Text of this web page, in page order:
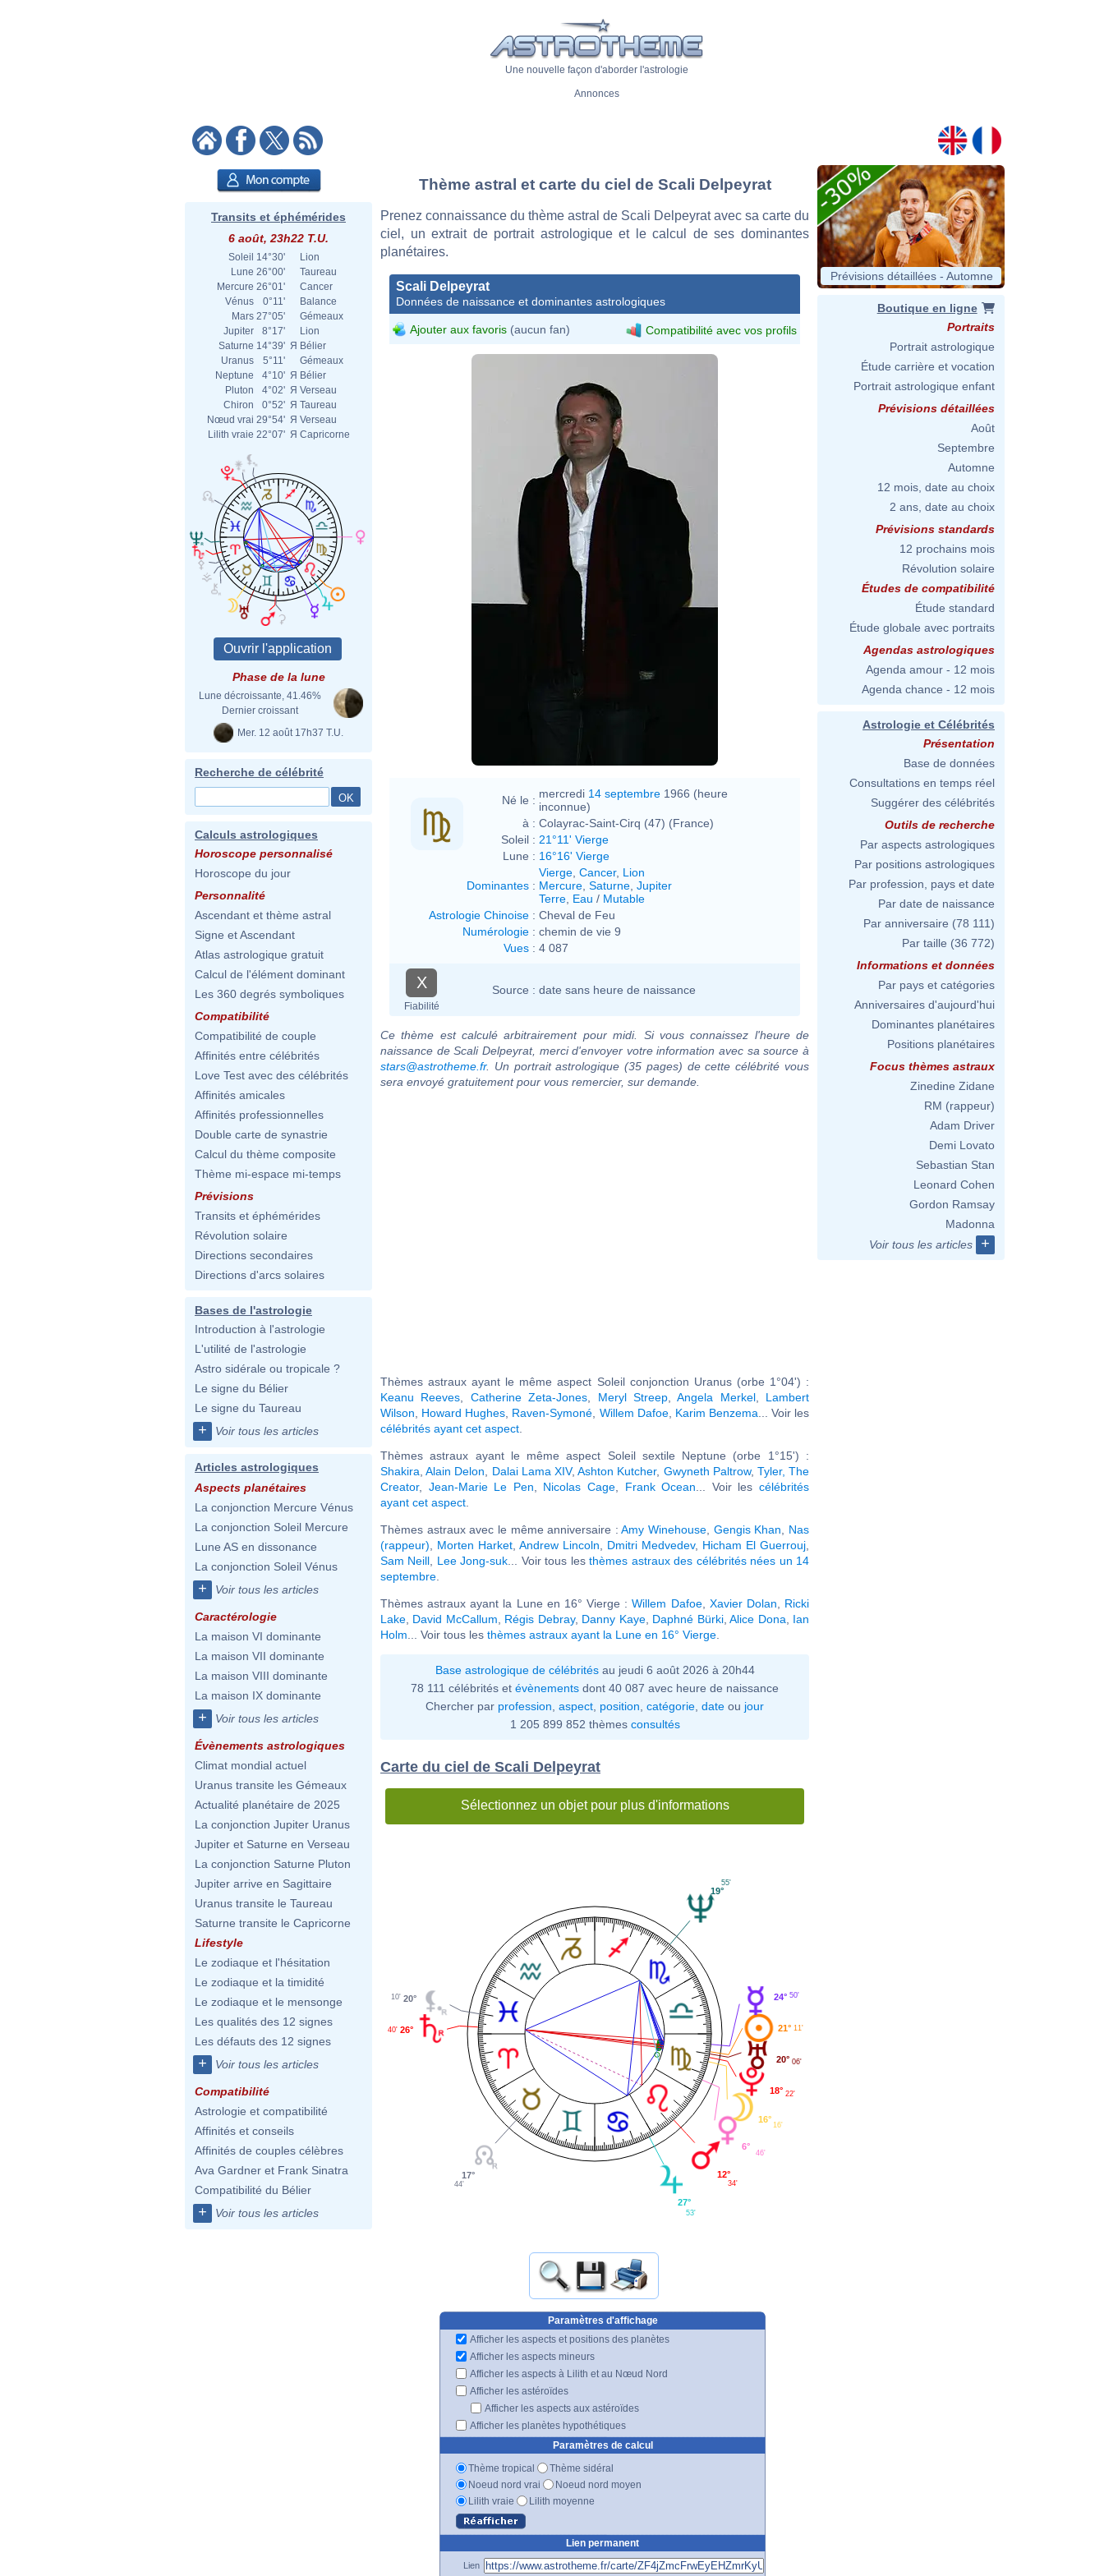
Une nouvelle façon d'aborder l'astrologie
Annonces
Transits et éphémérides
6 août, 23h22 T.U.
Soleil 14°30'
Lion
Lune 26°00'
Taureau
Mercure 26°01'
Cancer
Vénus
0°11'
Balance
Mars 27°05'
Gémeaux
Jupiter
8°17'
Lion
Saturne 14°39' Я Bélier
Uranus
5°11'
Gémeaux
Neptune
4°10' Я Bélier
Pluton
4°02' Я Verseau
Chiron
0°52' Я Taureau
Nœud vrai 29°54' Я Verseau
Lilith vraie 22°07' Я Capricorne
Phase de la lune
Lune décroissante, 41.46%
Dernier croissant
Mer. 12 août 17h37 T.U.
Recherche de célébrité
Calculs astrologiques
Horoscope personnalisé
Horoscope du jour
Personnalité
Ascendant et thème astral
Signe et Ascendant
Atlas astrologique gratuit
Calcul de l'élément dominant
Les 360 degrés symboliques
Compatibilité
Compatibilité de couple
Affinités entre célébrités
Love Test avec des célébrités
Affinités amicales
Affinités professionnelles
Double carte de synastrie
Calcul du thème composite
Thème mi-espace mi-temps
Prévisions
Transits et éphémérides
Révolution solaire
Directions secondaires
Directions d'arcs solaires
Bases de l'astrologie
Introduction à l'astrologie
L'utilité de l'astrologie
Astro sidérale ou tropicale ?
Le signe du Bélier
Le signe du Taureau
+ Voir tous les articles
Articles astrologiques
Aspects planétaires
La conjonction Mercure Vénus
La conjonction Soleil Mercure
Lune AS en dissonance
La conjonction Soleil Vénus
+ Voir tous les articles
Caractérologie
La maison VI dominante
La maison VII dominante
La maison VIII dominante
La maison IX dominante
+ Voir tous les articles
Évènements astrologiques
Climat mondial actuel
Uranus transite les Gémeaux
Actualité planétaire de 2025
La conjonction Jupiter Uranus
Jupiter et Saturne en Verseau
La conjonction Saturne Pluton
Jupiter arrive en Sagittaire
Uranus transite le Taureau
Saturne transite le Capricorne
Lifestyle
Le zodiaque et l'hésitation
Le zodiaque et la timidité
Le zodiaque et le mensonge
Les qualités des 12 signes
Les défauts des 12 signes
+ Voir tous les articles
Compatibilité
Astrologie et compatibilité
Affinités et conseils
Affinités de couples célèbres
Ava Gardner et Frank Sinatra
Compatibilité du Bélier
+ Voir tous les articles
Thème astral et carte du ciel de Scali Delpeyrat
Prenez connaissance du thème astral de Scali Delpeyrat avec sa carte du
ciel, un extrait de portrait astrologique et le calcul de ses dominantes
planétaires.
Scali Delpeyrat
Données de naissance et dominantes astrologiques
Ajouter aux favoris (aucun fan) Compatibilité avec vos profils
Né le : mercredi 14 septembre 1966 (heure
inconnue)
à : Colayrac-Saint-Cirq (47) (France)
Soleil : 21°11' Vierge
Lune : 16°16' Vierge
Dominantes :
Vierge Cancer, Lion
Mercure Saturne Jupiter
Terre Eau / Mutable
Astrologie Chinoise : Cheval de Feu
Numérologie : chemin de vie 9
Vues : 4 087
X
Fiabilité
Source : date sans heure de naissance
Ce thème est calculé arbitrairement pour midi. Si vous connaissez l'heure de
naissance de Scali Delpeyrat, merci d'envoyer votre information avec sa source à
stars@astrotheme.fr. Un portrait astrologique (35 pages) de cette célébrité vous
sera envoyé gratuitement pour vous remercier, sur demande.
Thèmes astraux ayant le même aspect Soleil conjonction Uranus (orbe 1°04') :
Keanu Reeves
Catherine Zeta-Jones Meryl Streep,Angela Merkel, Lambert
Wilson
Howard Hughes Raven-Symoné Willem Dafoe, Karim Benzema ... Voir les
célébrités ayant cet aspect
Thèmes astraux ayant le même aspect Soleil sextile Neptune (orbe 1°15') :
Shakira ,Alain Delon Dalai Lama XIV,Ashton Kutcher, Gwyneth Paltrow, Tyler, The
Creator, Jean-Marie Le Pen Nicolas Cage Frank Ocean ... Voir lescélébrités
ayant cet aspect
Thèmes astraux avec le même anniversaire :Amy Winehouse Gengis Khan
Nas
(rappeur)
Morten Harket Andrew Lincoln Dmitri Medvedev, Hicham El Guerrouj
Sam Neill
Lee Jong-suk ... Voir tous lesthèmes astraux des célébrités nées un 14
septembre
Thèmes astraux ayant la Lune en 16° Vierge :Willem Dafoe, Xavier Dolan
Ricki
Lake David McCallum Régis Debray, Danny Kaye, Daphné Bürki,Alice Dona
Ian
Holm ... Voir tous les thèmes astraux ayant la Lune en 16° Vierge
Base astrologique de célébritésau jeudi 6 août 2026 à 20h44
78 111 célébrités et évènements dont 40 087 avec heure de naissance
Chercher par profession aspect position catégorie date ou jour
1 205 899 852 thèmes consultés
Carte du ciel de Scali Delpeyrat
Sélectionnez un objet pour plus d'informations
19°
55'
20°
10'
26°
40'
17°
44'
27°
53'
12°
34'
6°
46'
16°
16'
18° 22'
20° 06'
21° 11'
24° 50'
Paramètres d'affichage
Afficher les aspects et positions des planètes
Afficher les aspects mineurs
Afficher les aspects à Lilith et au Nœud Nord
Afficher les astéroïdes
Afficher les aspects aux astéroïdes
Afficher les planètes hypothétiques
Paramètres de calcul
Thème tropical
Thème sidéral
Noeud nord vrai
Noeud nord moyen
Lilith vraie
Lilith moyenne
Lien permanent
Lien
Prévisions détaillées - Automne
Boutique en ligne
Portraits
Portrait astrologique
Étude carrière et vocation
Portrait astrologique enfant
Prévisions détaillées
Août
Septembre
Automne
12 mois, date au choix
2 ans, date au choix
Prévisions standards
12 prochains mois
Révolution solaire
Études de compatibilité
Étude standard
Étude globale avec portraits
Agendas astrologiques
Agenda amour - 12 mois
Agenda chance - 12 mois
Astrologie et Célébrités
Présentation
Base de données
Consultations en temps réel
Suggérer des célébrités
Outils de recherche
Par aspects astrologiques
Par positions astrologiques
Par profession, pays et date
Par date de naissance
Par anniversaire (78 111)
Par taille (36 772)
Informations et données
Par pays et catégories
Anniversaires d'aujourd'hui
Dominantes planétaires
Positions planétaires
Focus thèmes astraux
Zinedine Zidane
RM (rappeur)
Adam Driver
Demi Lovato
Sebastian Stan
Leonard Cohen
Gordon Ramsay
Madonna
Voir tous les articles
+